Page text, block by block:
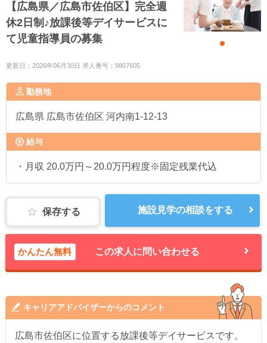
【広島県／広島市佐伯区】完全週
休2日制♪放課後等デイサービスに
て児童指導員の募集
更新日：2026年06月30日 求人番号：9807605
勤務地
広島県 広島市佐伯区 河内南1-12-13
給与
・月収 20.0万円～20.0万円程度※固定残業代込
保存する 施設見学の相談をする
かんたん無料 この求人に問い合わせる
キャリアアドバイザーからのコメント
広島市佐伯区に位置する放課後等デイサービスです。